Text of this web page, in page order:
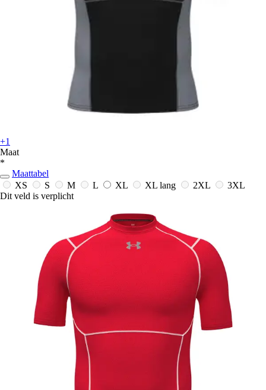
+1
Maat
*
Maattabel
XS
S M L XL XL lang 2XL
3XL
Dit veld is verplicht